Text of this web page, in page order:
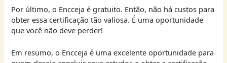
Por último, o Encceja é gratuito. Então, não há custos para
obter essa certificação tão valiosa. É uma oportunidade
que você não deve perder!
Em resumo, o Encceja é uma excelente oportunidade para